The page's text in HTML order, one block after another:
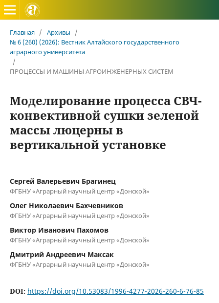
Вестник Алтайского государственного аграрного
Главная / Архивы
/
№ 6 (260) (2026): Вестник Алтайского государственного
аграрного университета
/
ПРОЦЕССЫ И МАШИНЫ АГРОИНЖЕНЕРНЫХ СИСТЕМ
Моделирование процесса СВЧ-
конвективной сушки зеленой
массы люцерны в
вертикальной установке
Сергей Валерьевич Брагинец
ФГБНУ «Аграрный научный центр «Донской»
Олег Николаевич Бахчевников
ФГБНУ «Аграрный научный центр «Донской»
Виктор Иванович Пахомов
ФГБНУ «Аграрный научный центр «Донской»
Дмитрий Андреевич Максак
ФГБНУ «Аграрный научный центр «Донской»
DOI: https://doi.org/10.53083/1996-4277-2026-260-6-76-85